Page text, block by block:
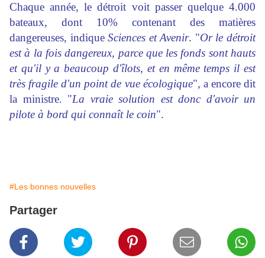
Chaque année, le détroit voit passer quelque 4.000
bateaux, dont 10% contenant des matières
dangereuses, indiqueSciences et Avenir. "Or le détroit
est à la fois dangereux, parce que les fonds sont hauts
et qu'il y a beaucoup d'îlots, et en même temps il est
très fragile d'un point de vue écologique", a encore dit
la ministre. "La vraie solution est donc d'avoir un
pilote à bord qui connaît le coin".
#Les bonnes nouvelles
Partager